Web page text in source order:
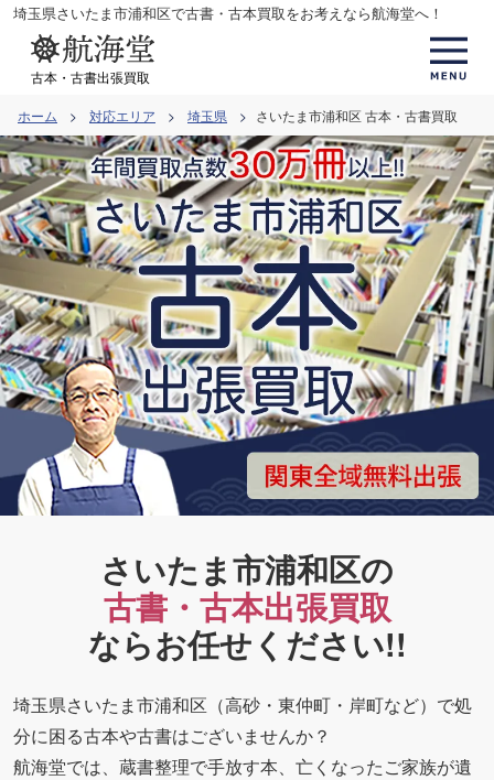
コ
ツ
へ
ス
キ
ッ
プ
埼玉県さいたま市浦和区で古書・古本買取をお考えなら航海堂へ！
古本・古書出張買取
ホーム 対応エリア 埼玉県 さいたま市浦和区 古本・古書買取
さいたま市浦和区の
古書・古本出張買取
ならお任せください!!
埼玉県さいたま市浦和区（高砂・東仲町・岸町など）で処
分に困る古本や古書はございませんか？
航海堂では、蔵書整理で手放す本、亡くなったご家族が遺